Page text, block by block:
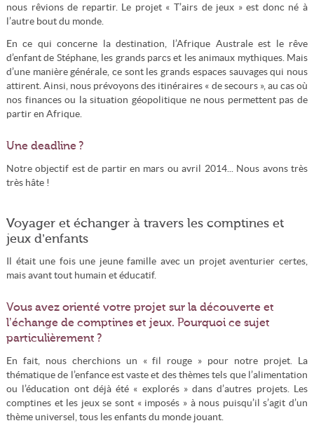
nous rêvions de repartir. Le projet « T’airs de jeux » est donc né à
l’autre bout du monde.
En ce qui concerne la destination, l’Afrique Australe est le rêve
d’enfant de Stéphane, les grands parcs et les animaux mythiques. Mais
d’une manière générale, ce sont les grands espaces sauvages qui nous
attirent. Ainsi, nous prévoyons des itinéraires « de secours », au cas où
nos finances ou la situation géopolitique ne nous permettent pas de
partir en Afrique.
Une deadline ?
Notre objectif est de partir en mars ou avril 2014... Nous avons très
très hâte !
Voyager et échanger à travers les comptines et
jeux d’enfants
Il était une fois une jeune famille avec un projet aventurier certes,
mais avant tout humain et éducatif.
Vous avez orienté votre projet sur la découverte et
l’échange de comptines et jeux. Pourquoi ce sujet
particulièrement ?
En fait, nous cherchions un « fil rouge » pour notre projet. La
thématique de l’enfance est vaste et des thèmes tels que l’alimentation
ou l’éducation ont déjà été « explorés » dans d’autres projets. Les
comptines et les jeux se sont « imposés » à nous puisqu’il s’agit d’un
thème universel, tous les enfants du monde jouant.